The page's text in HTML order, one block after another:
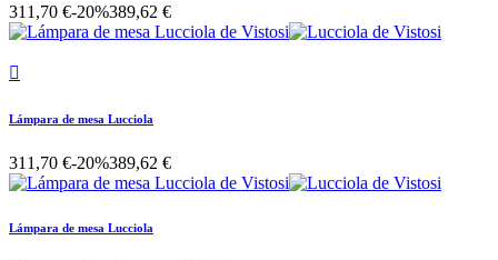
311,70 €-20%389,62 €

Lámpara de mesa Lucciola
311,70 €-20%389,62 €
Lámpara de mesa Lucciola